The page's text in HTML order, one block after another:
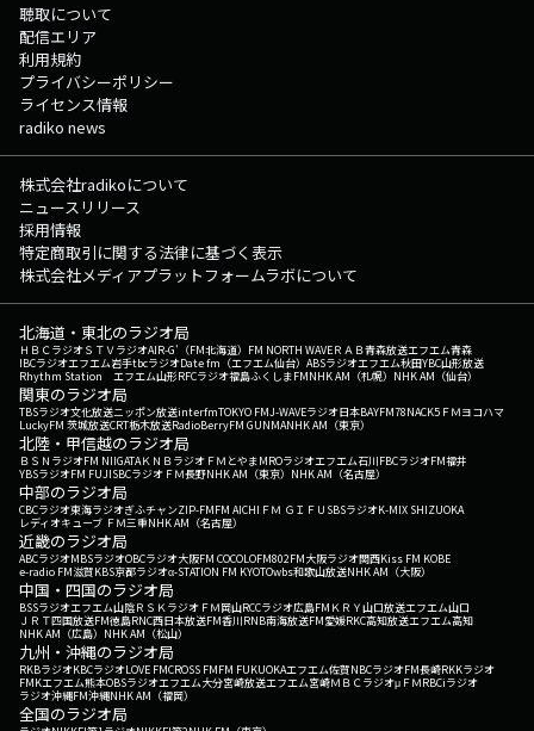
聴取について
配信エリア
利用規約
プライバシーポリシー
ライセンス情報
radiko news
株式会社radikoについて
ニュースリリース
採用情報
特定商取引に関する法律に基づく表示
株式会社メディアプラットフォームラボについて
北海道・東北のラジオ局
ＨＢＣラジオＳＴＶラジオAIR-G'（FM北海道） FM NORTH WAVEＲＡＢ青森放送エフエム青森
IBCラジオエフエム岩手tbcラジオDate fm（エフエム仙台） ABSラジオエフエム秋田YBC山形放送
Rhythm Station エフエム山形RFCラジオ福島ふくしまFMNHK AM（札幌） NHK AM（仙台）
関東のラジオ局
TBSラジオ文化放送ニッポン放送interfmTOKYO FMJ-WAVEラジオ日本BAYFM78NACK5 ＦＭヨコハマ
LuckyFM 茨城放送CRT栃木放送RadioBerryFM GUNMANHK AM（東京）
北陸・甲信越のラジオ局
ＢＳＮラジオFM NIIGATAＫＮＢラジオ ＦＭとやまMROラジオエフエム石川FBCラジオFM福井
YBSラジオFM FUJISBCラジオ ＦＭ長野NHK AM（東京） NHK AM（名古屋）
中部のラジオ局
CBCラジオ東海ラジオぎふチャンZIP-FMFM AICHI ＦＭ ＧＩＦＵ SBSラジオK-MIX SHIZUOKA
レディオキューブ ＦＭ三重NHK AM（名古屋）
近畿のラジオ局
ABCラジオMBSラジオOBCラジオ大阪FM COCOLOFM802FM大阪ラジオ関西Kiss FM KOBE
e-radio FM滋賀KBS京都ラジオα-STATION FM KYOTOwbs和歌山放送NHK AM（大阪）
中国・四国のラジオ局
BSSラジオエフエム山陰ＲＳＫラジオ ＦＭ岡山RCCラジオ広島FM ＫＲＹ山口放送エフエム山口
ＪＲＴ四国放送FM徳島RNC西日本放送FM香川RNB南海放送FM愛媛RKC高知放送エフエム高知
NHK AM（広島） NHK AM（松山）
九州・沖縄のラジオ局
RKBラジオKBCラジオLOVE FMCROSS FMFM FUKUOKAエフエム佐賀NBCラジオFM長崎RKKラジオ
FMKエフエム熊本OBSラジオエフエム大分宮崎放送エフエム宮崎ＭＢＣラジオμＦＭRBCiラジオ
ラジオ沖縄FM沖縄NHK AM（福岡）
全国のラジオ局